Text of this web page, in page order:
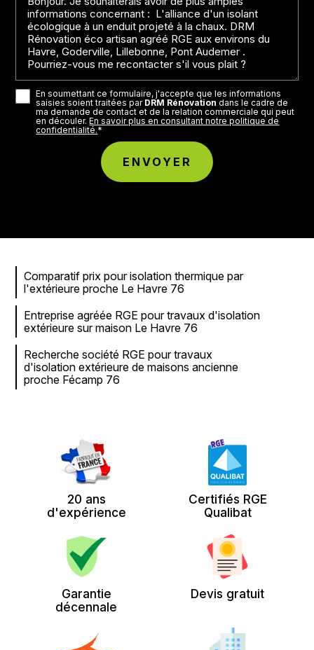
En soumettant ce formulaire, j'accepte que les informations
saisies soient traitées par DRM Rénovation dans le cadre de
ma demande de contact et de la relation commerciale qui peut
en découler.En savoir plus en consultant notre politique de
confidentialité.*
Comparatif prix pour isolation thermique par
l'extérieure proche Le Havre 76
Entreprise agréée RGE pour travaux d'isolation
extérieure sur maison Le Havre 76
Recherche société RGE pour travaux
d'isolation extérieure de maisons ancienne
proche Fécamp 76
20 ans
d'expérience
Certifiés RGE
Qualibat
Garantie
décennale
Devis gratuit